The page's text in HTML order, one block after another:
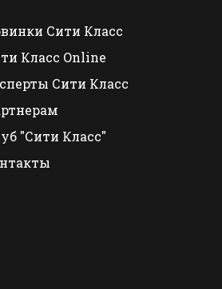
Сити Класс
Класс Online
Сити Класс
"Сити Класс"